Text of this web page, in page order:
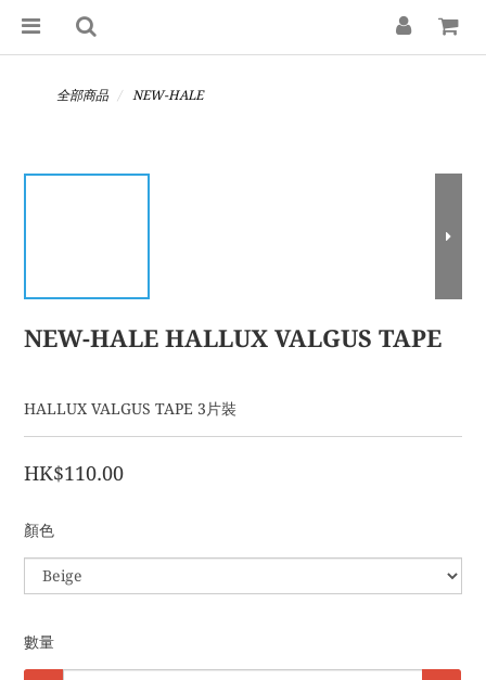
全部商品 NEW-HALE
NEW-HALE HALLUX VALGUS TAPE
HALLUX VALGUS TAPE 3片裝
HK$110.00
顏色
數量